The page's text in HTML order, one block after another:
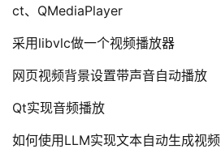
ct、QMediaPlayer
采用libvlc做一个视频播放器
网页视频背景设置带声音自动播放
Qt实现音频播放
如何使用LLM实现文本自动生成视频